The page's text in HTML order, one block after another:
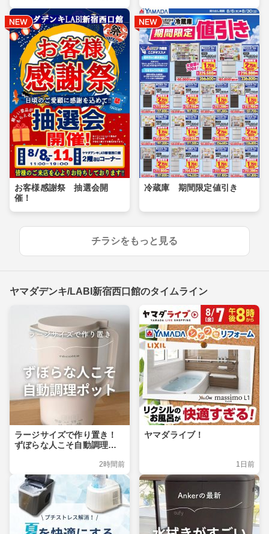
お客様感謝祭 抽選会開
催！
冷蔵庫 期間限定値引き
チラシをもっと見る
ヤマダデンキ/LABI新宿西口館のタイムライン
ラージサイズで作り置き！
ずぼらな人こそ自動調理ポ
2時間前
ヤマダライブ！
1日前